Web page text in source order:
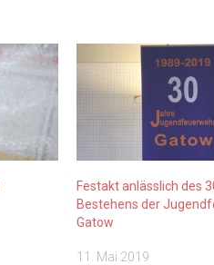
Festakt anlässlich des
Bestehens der
Gatow
11. Mai 2019